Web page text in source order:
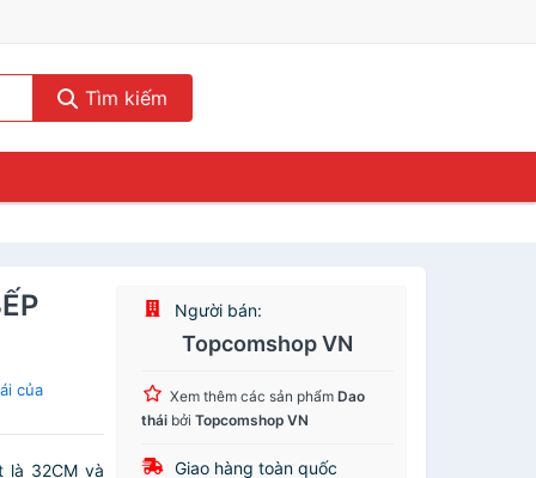
Tìm kiếm
của
là 32CM và
Người bán:
Topcomshop VN
Xem thêm các sản phẩmDao
thái bởiTopcomshop VN
Giao hàng toàn quốc